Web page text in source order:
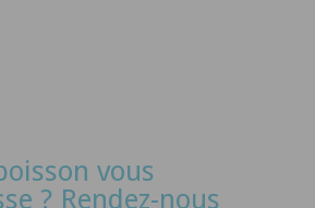
vous
? Rendez-nous